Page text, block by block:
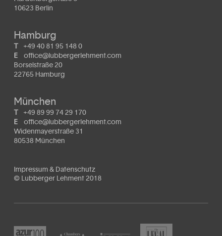
10623 Berlin
Hamburg
T +49 40 81 95 148 0
E
office@lubbergerlehment.com
Borselstraße 20
22765 Hamburg
München
T +49 89 99 74 29 170
E
office@lubbergerlehment.com
Widenmayerstraße 31
80538 München
Impressum & Datenschutz
© Lubberger Lehment 2018